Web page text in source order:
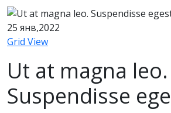
25 янв,2022
Grid View
Ut at magna leo.
Suspendisse